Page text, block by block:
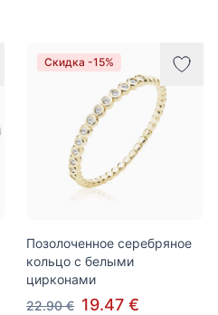
Скидка -15%
Позолоченное серебряное
кольцо с белыми
цирконами
22.90 € 19.47 €